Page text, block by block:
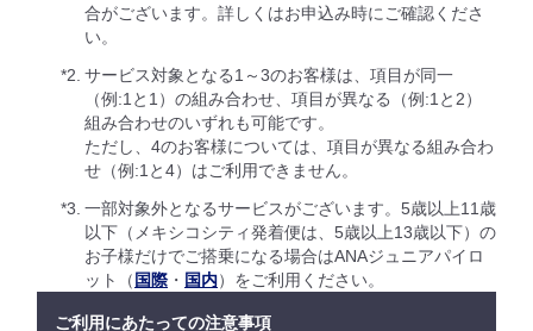
合がございます。詳しくはお申込み時にご確認くださ
い。
*2. サービス対象となる1～3のお客様は、項目が同一
（例:1と1）の組み合わせ、項目が異なる（例:1と2）
組み合わせのいずれも可能です。
ただし、4のお客様については、項目が異なる組み合わ
せ（例:1と4）はご利用できません。
*3. 一部対象外となるサービスがございます。5歳以上11歳
以下（メキシコシティ発着便は、5歳以上13歳以下）の
お子様だけでご搭乗になる場合はANAジュニアパイロ
ット（ 国際・ 国内）をご利用ください。
ご利用にあたっての注意事項